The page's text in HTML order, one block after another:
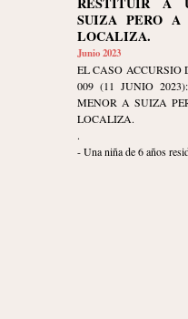
SUIZA PERO
LOCALIZA.
Junio 2023
EL CASO ACCURSIO
009 (11 JUNIO
MENOR A SUIZA
LOCALIZA.
.
- Una niña de 6 años